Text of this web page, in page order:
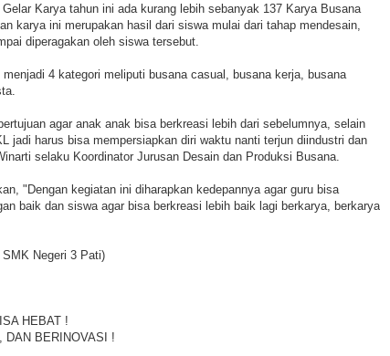
Karya tahun ini ada kurang lebih sebanyak 137 Karya Busana
karya ini merupakan hasil dari siswa mulai dari tahap mendesain,
diperagakan oleh siswa tersebut.
4 kategori meliputi busana casual, busana kerja, busana
agar anak anak bisa berkreasi lebih dari sebelumnya, selain
jadi harus bisa mempersiapkan diri waktu nanti terjun diindustri dan
selaku Koordinator Jurusan Desain dan Produksi Busana.
"Dengan kegiatan ini diharapkan kedepannya agar guru bisa
baik dan siswa agar bisa berkreasi lebih baik lagi berkarya, berkarya
Negeri 3 Pati)
HEBAT !
DAN BERINOVASI !